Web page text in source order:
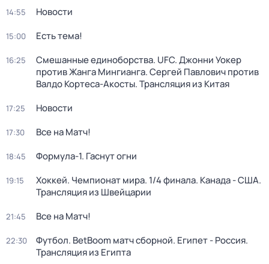
14:55 Новости
15:00 Есть тема!
16:25
Смешанные единоборства. UFC. Джонни Уокер
против Жанга Мингианга. Сергей Павлович против
Валдо Кортеса-Акосты. Трансляция из Китая
17:25 Новости
17:30 Все на Матч!
18:45 Формула-1. Гаснут огни
19:15
Хоккей. Чемпионат мира. 1/4 финала. Канада - США.
Трансляция из Швейцарии
21:45 Все на Матч!
22:30
Футбол. BetBoom матч сборной. Египет - Россия.
Трансляция из Египта